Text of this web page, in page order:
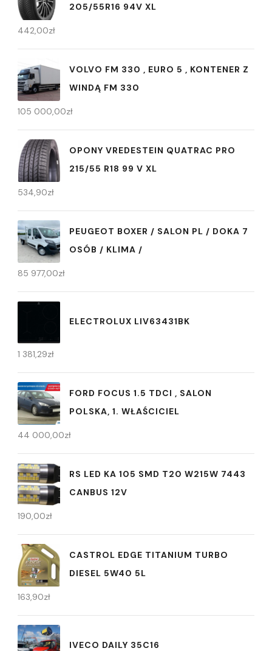
205/55R16 94V XL
442,00zł
VOLVO FM 330 , EURO 5 , KONTENER Z
WINDĄ FM 330
105 000,00zł
OPONY VREDESTEIN QUATRAC PRO
215/55 R18 99 V XL
534,90zł
PEUGEOT BOXER / SALON PL / DOKA 7
OSÓB / KLIMA /
85 977,00zł
ELECTROLUX LIV63431BK
1 381,29zł
FORD FOCUS 1.5 TDCI , SALON
POLSKA, 1. WŁAŚCICIEL
44 000,00zł
RS LED KA 105 SMD T20 W215W 7443
CANBUS 12V
190,00zł
CASTROL EDGE TITANIUM TURBO
DIESEL 5W40 5L
163,90zł
IVECO DAILY 35C16